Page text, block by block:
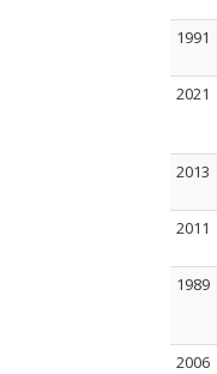
1991
2021
2013
2011
1989
2006